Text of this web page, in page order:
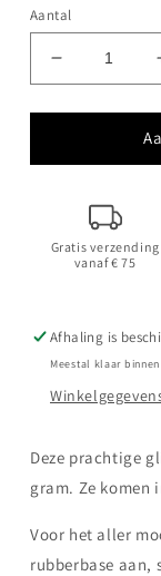
Aantal
Aantal
verlagen
voor
Chameleon
Vineyard
Gratis verzending
vanaf € 75
Afhaling is
Meestal klaar
Deze prachtige
gram. Ze komen
Voor het aller
rubberbase aan,